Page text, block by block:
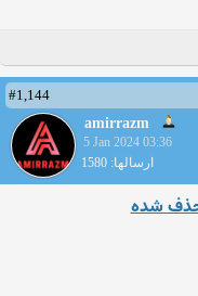
#1,144
amirrazm
5 Jan 2024 03:36
ارسالها: 1580
حذف شده